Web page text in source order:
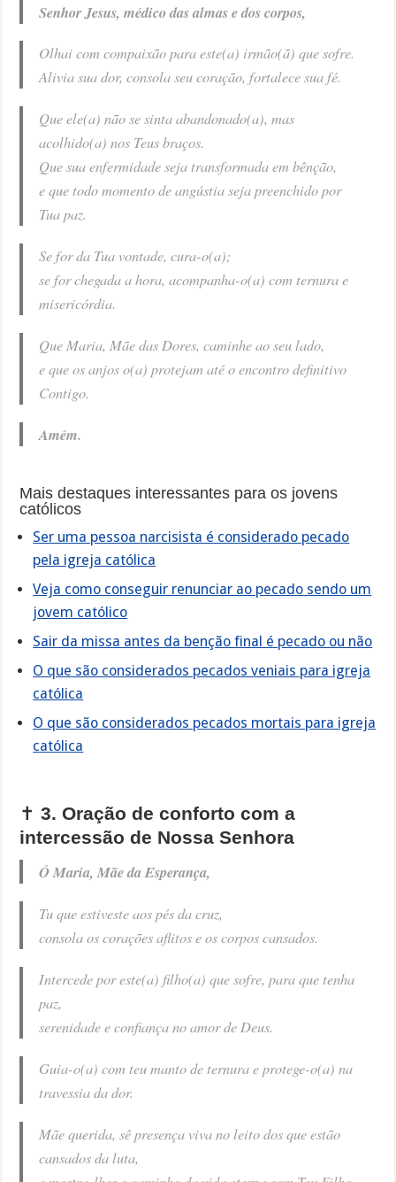
Senhor Jesus, médico das almas e dos corpos,
Olhai com compaixão para este(a) irmão(ã) que sofre.
Alivia sua dor, consola seu coração, fortalece sua fé.
Que ele(a) não se sinta abandonado(a), mas
acolhido(a) nos Teus braços.
Que sua enfermidade seja transformada em bênção,
e que todo momento de angústia seja preenchido por
Tua paz.
Se for da Tua vontade, cura-o(a);
se for chegada a hora, acompanha-o(a) com ternura e
misericórdia.
Que Maria, Mãe das Dores, caminhe ao seu lado,
e que os anjos o(a) protejam até o encontro definitivo
Contigo.
Amém.
Mais destaques interessantes para os jovens
católicos
Ser uma pessoa narcisista é considerado pecado
pela igreja católica
Veja como conseguir renunciar ao pecado sendo um
jovem católico
Sair da missa antes da benção final é pecado ou não
O que são considerados pecados veniais para igreja
católica
O que são considerados pecados mortais para igreja
católica
✝️3. Oração de conforto com a
intercessão de Nossa Senhora
Ó Maria, Mãe da Esperança,
Tu que estiveste aos pés da cruz,
consola os corações aflitos e os corpos cansados.
Intercede por este(a) filho(a) que sofre, para que tenha
paz,
serenidade e confiança no amor de Deus.
Guia-o(a) com teu manto de ternura e protege-o(a) na
travessia da dor.
Mãe querida, sê presença viva no leito dos que estão
cansados da luta,